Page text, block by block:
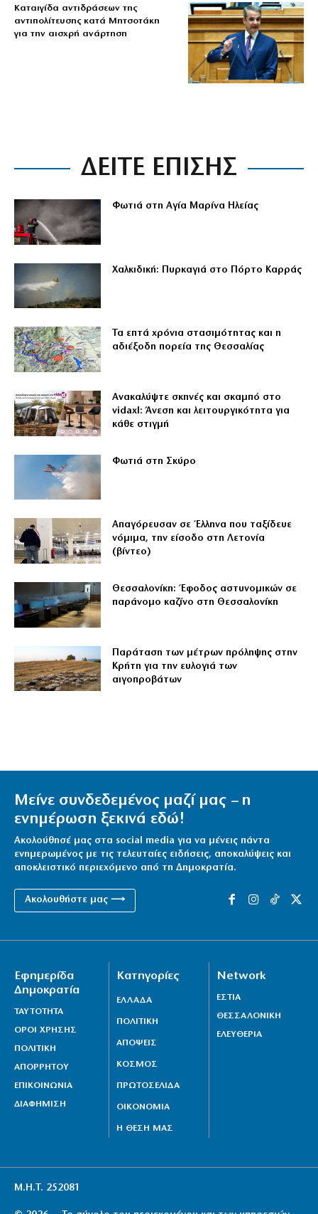
Καταιγίδα αντιδράσεων της
αντιπολίτευσης κατά Μητσοτάκη
για την αισχρή ανάρτηση
ΔΕΙΤΕ ΕΠΙΣΗΣ
Φωτιά στη Αγία Μαρίνα Ηλείας
Χαλκιδική: Πυρκαγιά στο Πόρτο Καρράς
Τα επτά χρόνια στασιμότητας και η
αδιέξοδη πορεία της Θεσσαλίας
Ανακαλύψτε σκηνές και σκαμπό στο
vidaxl: Άνεση και λειτουργικότητα για
κάθε στιγμή
Φωτιά στη Σκύρο
Απαγόρευσαν σε Έλληνα που ταξίδευε
νόμιμα, την είσοδο στη Λετονία
(βίντεο)
Θεσσαλονίκη: Έφοδος αστυνομικών σε
παράνομο καζίνο στη Θεσσαλονίκη
Παράταση των μέτρων πρόληψης στην
Κρήτη για την ευλογιά των
αιγοπροβάτων
Μείνε συνδεδεμένος μαζί μας – η
ενημέρωση ξεκινά εδώ!
Ακολούθησέ μας στα social media για να μένεις πάντα
ενημερωμένος με τις τελευταίες ειδήσεις, αποκαλύψεις και
αποκλειστικό περιεχόμενο από τη Δημοκρατία.
Ακολουθήστε μας ⟶
Εφημερίδα
Δημοκρατία
ΤΑΥΤΟΤΗΤΑ
ΟΡΟΙ ΧΡΗΣΗΣ
ΠΟΛΙΤΙΚΗ
ΑΠΟΡΡΗΤΟΥ
ΕΠΙΚΟΙΝΩΝΙΑ
ΔΙΑΦΗΜΙΣΗ
Κατηγορίες
ΕΛΛΑΔΑ
ΠΟΛΙΤΙΚΗ
ΑΠΟΨΕΙΣ
ΚΟΣΜΟΣ
ΠΡΩΤΟΣΕΛΙΔΑ
ΟΙΚΟΝΟΜΙΑ
Η ΘΕΣΗ ΜΑΣ
Network
ΕΣΤΙΑ
ΘΕΣΣΑΛΟΝΙΚΗ
ΕΛΕΥΘΕΡΙΑ
Μ.Η.Τ. 252081